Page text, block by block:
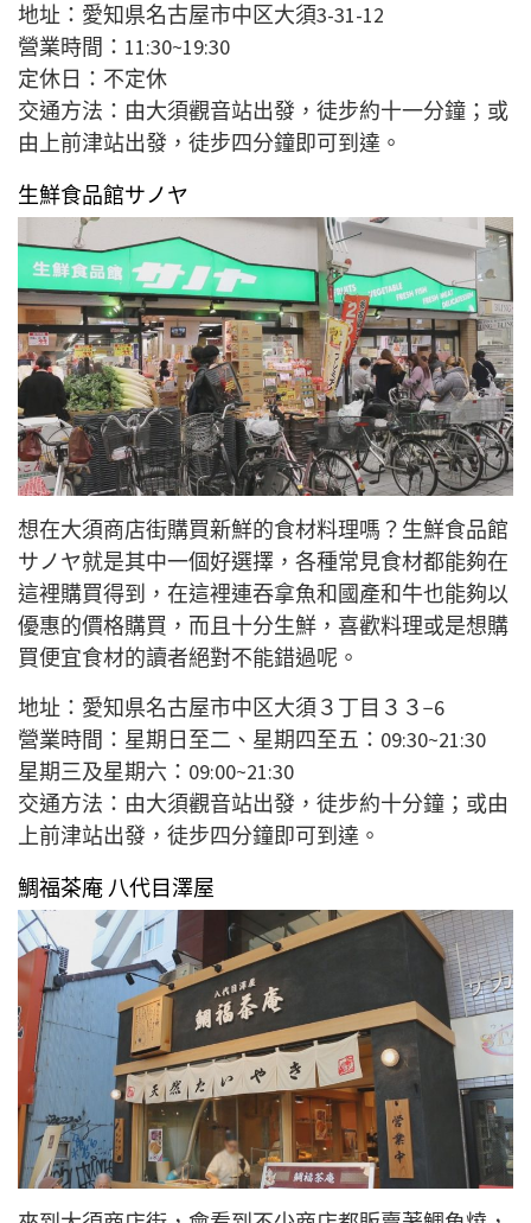
地址：愛知県名古屋市中区大須3-31-12
營業時間：11:30~19:30
定休日：不定休
交通方法：由大須觀音站出發，徒步約十一分鐘；或
由上前津站出發，徒步四分鐘即可到達。
生鮮食品館サノヤ
想在大須商店街購買新鮮的食材料理嗎？生鮮食品館
サノヤ就是其中一個好選擇，各種常見食材都能夠在
這裡購買得到，在這裡連吞拿魚和國產和牛也能夠以
優惠的價格購買，而且十分生鮮，喜歡料理或是想購
買便宜食材的讀者絕對不能錯過呢。
地址：愛知県名古屋市中区大須３丁目３３−6
營業時間：星期日至二、星期四至五：09:30~21:30
星期三及星期六：09:00~21:30
交通方法：由大須觀音站出發，徒步約十分鐘；或由
上前津站出發，徒步四分鐘即可到達。
鯛福茶庵 八代目澤屋